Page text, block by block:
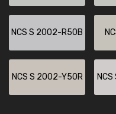
NCS S 2002-R50B
NCS S 2002-Y50R